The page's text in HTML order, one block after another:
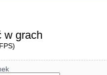
w grach